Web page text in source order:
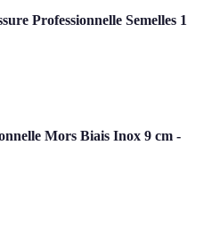
Professionnelle Semelles 1
Mors Biais Inox 9 cm -